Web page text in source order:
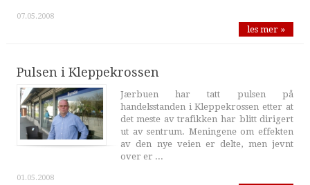
07.05.2008
les mer »
Pulsen i Kleppekrossen
Jærbuen har tatt pulsen på
handelsstanden i Kleppekrossen etter at
det meste av trafikken har blitt dirigert
ut av sentrum. Meningene om effekten
av den nye veien er delte, men jevnt
over er ...
01.05.2008